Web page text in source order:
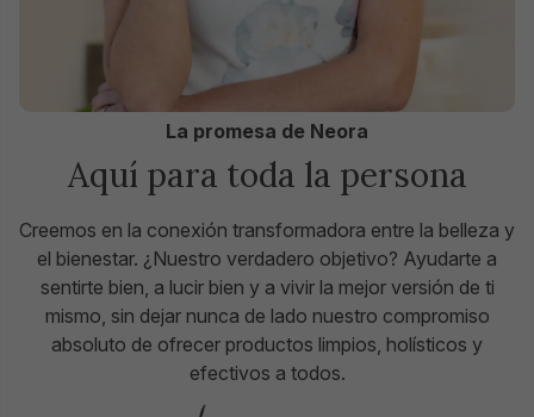
La promesa de Neora
Aquí para toda la persona
Creemos en la conexión transformadora entre la belleza y
el bienestar. ¿Nuestro verdadero objetivo? Ayudarte a
sentirte bien, a lucir bien y a vivir la mejor versión de ti
mismo, sin dejar nunca de lado nuestro compromiso
absoluto de ofrecer productos limpios, holísticos y
efectivos a todos.